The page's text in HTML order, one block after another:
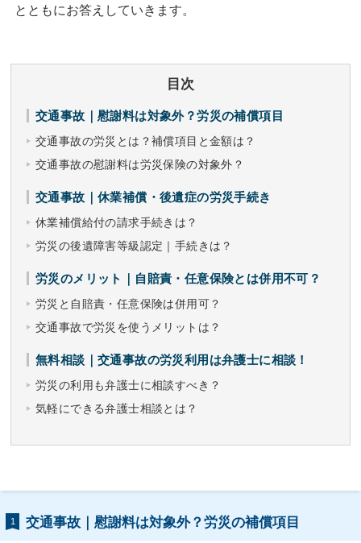
とともにお答えしていきます。
目次
交通事故｜慰謝料は対象外？労災の補償項目
交通事故の労災とは？補償項目と金額は？
交通事故の慰謝料は労災保険の対象外？
交通事故｜休業補償・後遺症の労災手続き
休業補償給付の請求手続きは？
労災の後遺障害等級認定｜手続きは？
労災のメリット｜自賠責・任意保険とは併用不可？
労災と自賠責・任意保険は併用可？
交通事故で労災を使うメリットは？
無料相談｜交通事故の労災利用は弁護士に相談！
労災の利用も弁護士に相談すべき？
気軽にできる弁護士相談とは？
1 交通事故｜慰謝料は対象外？労災の補償項目